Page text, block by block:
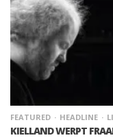
FEATURED HEADLINE
KIELLAND WERPT